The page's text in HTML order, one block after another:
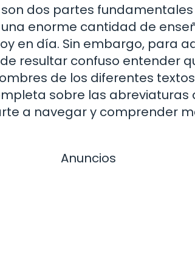
dos partes
enorme cantidad de
en día. Sin embargo, para
resultar confuso entender
de los diferentes
sobre las abreviaturas
a navegar y comprender
Anuncios